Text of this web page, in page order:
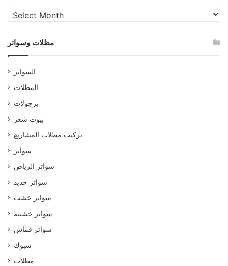
مظلات
وسواتر
مظلات وسواتر
السواتر
المظلات
برجولات
بيوت شعر
تركيب مظلات المشاريع
سواتر
سواتر الرياض
سواتر حديد
سواتر خشب
سواتر خشبية
سواتر قماش
شبوك
مظلات